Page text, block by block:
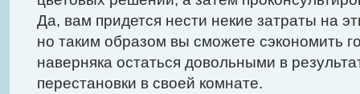
Да, вам придется нести некие затраты на
но таким образом вы сможете сэкономить
наверняка остаться довольными в
перестановки в своей комнате.